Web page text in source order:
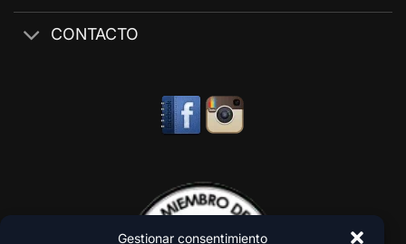
Gestionar consentimiento
CONTACTO